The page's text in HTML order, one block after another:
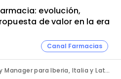
evolución,
de valor en la era
Canal Farmacias
Carlos Vieira. Country Manager para Iberia, Italia y Latam. Hornetsecurity.